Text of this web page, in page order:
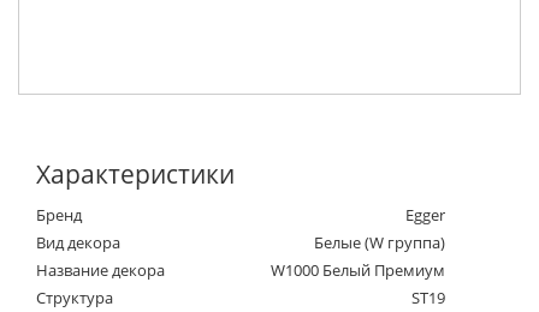
Характеристики
Бренд
Egger
Вид декора
Белые (W группа)
Название декора
W1000 Белый Премиум
Структура
ST19